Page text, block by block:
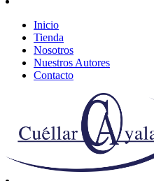
Inicio
Tienda
Nosotros
Nuestros Autores
Contacto